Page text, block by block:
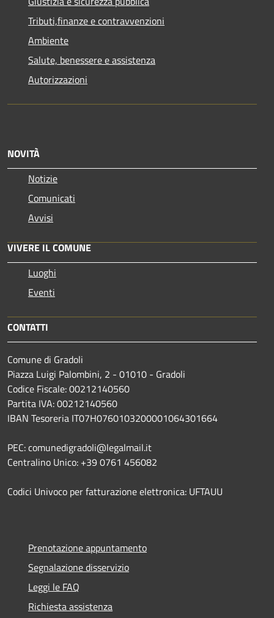
Tributi,finanze e contravvenzioni
Ambiente
Salute, benessere e assistenza
Autorizzazioni
NOVITÀ
Notizie
Comunicati
Avvisi
VIVERE IL COMUNE
Luoghi
Eventi
CONTATTI
Comune di Gradoli
Piazza Luigi Palombini, 2 - 01010 - Gradoli
Codice Fiscale: 00212140560
Partita IVA: 00212140560
IBAN Tesoreria IT07H0760103200001064301664
PEC: comunedigradoli@legalmail.it
Centralino Unico: +39 0761 456082
Codici Univoco per fatturazione elettronica: UFTAUU
Prenotazione appuntamento
Segnalazione disservizio
Leggi le FAQ
Richiesta assistenza